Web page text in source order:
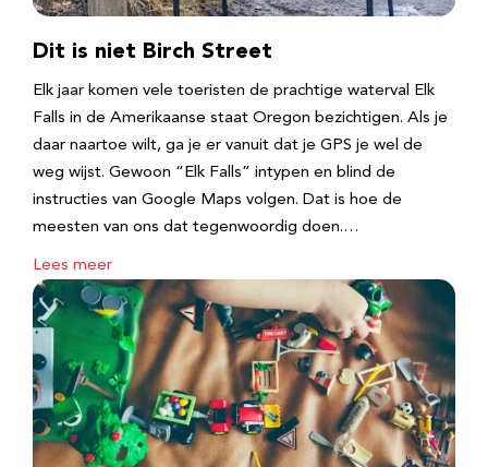
Dit is niet Birch Street
Elk jaar komen vele toeristen de prachtige waterval Elk
Falls in de Amerikaanse staat Oregon bezichtigen. Als je
daar naartoe wilt, ga je er vanuit dat je GPS je wel de
weg wijst. Gewoon “Elk Falls” intypen en blind de
instructies van Google Maps volgen. Dat is hoe de
meesten van ons dat tegenwoordig doen.…
Lees meer